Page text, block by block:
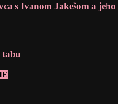
s Ivanom Jakešom a jeho
tabu